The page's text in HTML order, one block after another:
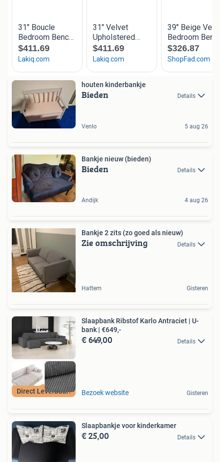
houten kinderbankje
Bieden Details
Venlo 5 aug 26
Bankje nieuw (bieden)
Bieden Details
Andijk 4 aug 26
Bankje 2 zits (zo goed als nieuw)
Zie omschrijving Details
Hattem Gisteren
Direct Leverbaar!
Slaapbank Ribstof Karlo Antraciet | U-
bank | €649,-
€ 649,00 Details
Bezoek website Gisteren
Slaapbankje voor kinderkamer
€ 25,00 Details